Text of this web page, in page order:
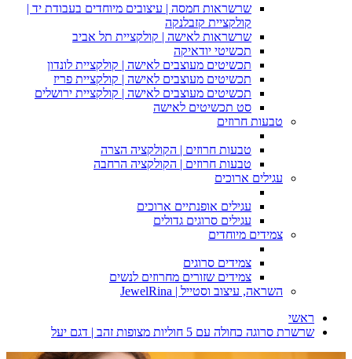
שרשראות חמסה | עיצובים מיוחדים בעבודת יד |
קולקציית קזבלנקה
שרשראות לאישה | קולקציית תל אביב
תכשיטי יודאיקה
תכשיטים מעוצבים לאישה | קולקציית לונדון
תכשיטים מעוצבים לאישה | קולקציית פריז
תכשיטים מעוצבים לאישה | קולקציית ירושלים
סט תכשיטים לאישה
טבעות חרוזים
טבעות חרוזים | הקולקציה הצרה
טבעות חרוזים | הקולקציה הרחבה
עגילים ארוכים
עגילים אופנתיים ארוכים
עגילים סרוגים גדולים
צמידים מיוחדים
צמידים סרוגים
צמידים שזורים מחרוזים לנשים
השראה, עיצוב וסטייל | JewelRina
ראשי
שרשרת סרוגה כחולה עם 5 חוליות מצופות זהב | דגם יעל